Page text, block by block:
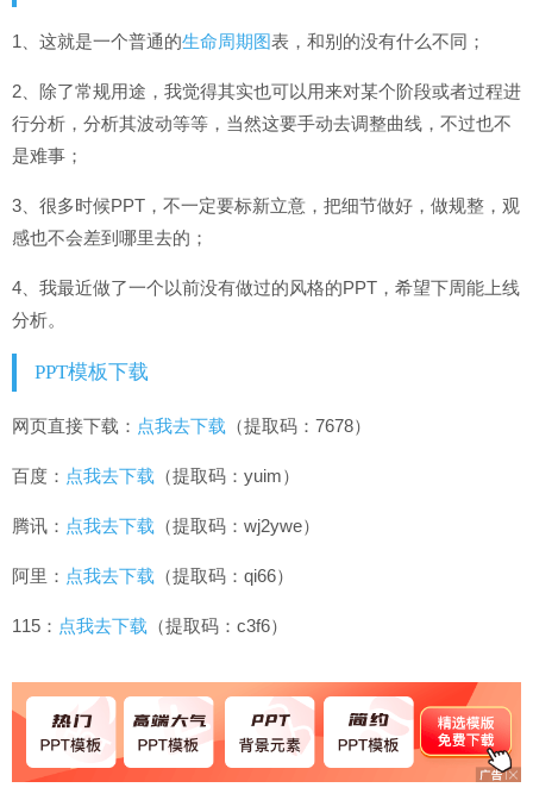
1、这就是一个普通的生命周期图表，和别的没有什么不同；
2、除了常规用途，我觉得其实也可以用来对某个阶段或者过程进
行分析，分析其波动等等，当然这要手动去调整曲线，不过也不
是难事；
3、很多时候PPT，不一定要标新立意，把细节做好，做规整，观
感也不会差到哪里去的；
4、我最近做了一个以前没有做过的风格的PPT，希望下周能上线
分析。
PPT模板下载
网页直接下载： 点我去下载 （提取码：7678）
百度： 点我去下载 （提取码：yuim）
腾讯： 点我去下载 （提取码：wj2ywe）
阿里： 点我去下载 （提取码：qi66）
115： 点我去下载 （提取码：c3f6）